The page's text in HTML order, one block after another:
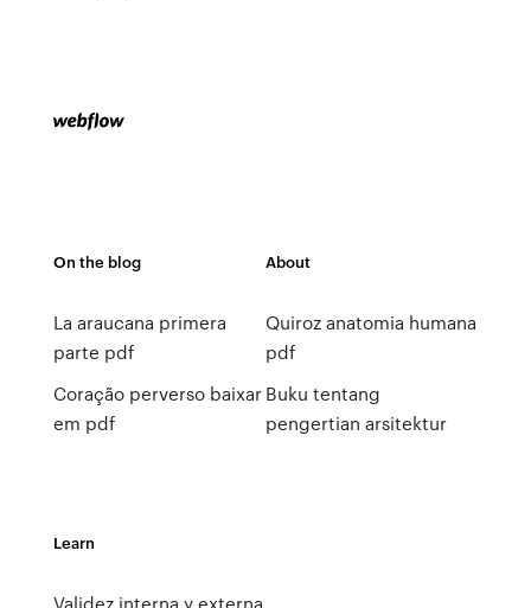
On the blog
La araucana primera
parte pdf
Coração perverso baixar
em pdf
About
Quiroz anatomia humana
pdf
Buku tentang
pengertian arsitektur
Learn
Validez interna y externa